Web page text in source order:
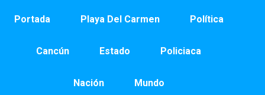
Portada Playa Del Carmen Política
Cancún Estado Policiaca
Nación Mundo